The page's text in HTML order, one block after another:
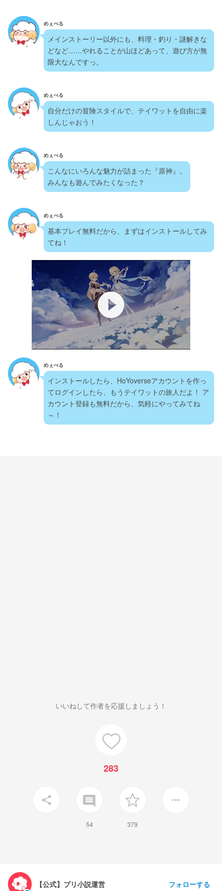
めぇべる
メインストーリー以外にも、料理・釣り・謎解きな
どなど……やれることが山ほどあって、遊び方が無
限大なんですっ。
めぇべる
自分だけの冒険スタイルで、テイワットを自由に楽
しんじゃおう！
めぇべる
こんなにいろんな魅力が詰まった『原神』。
みんなも遊んでみたくなった？
めぇべる
基本プレイ無料だから、まずはインストールしてみ
てね！
play_circle_filled
めぇべる
インストールしたら、HoYoverseアカウントを作っ
てログインしたら、もうテイワットの旅人だよ！ ア
カウント登録も無料だから、気軽にやってみてね
～！
いいねして作者を応援しましょう！
283
share insert_comment
54 379
more_horiz
【公式】プリ小説運営 フォローする